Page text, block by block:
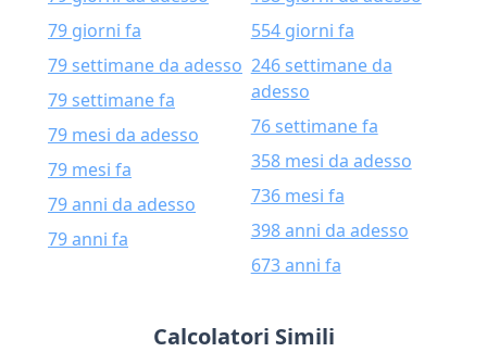
79 giorni fa
79 settimane da adesso
79 settimane fa
79 mesi da adesso
79 mesi fa
79 anni da adesso
79 anni fa
554 giorni fa
246 settimane da
adesso
76 settimane fa
358 mesi da adesso
736 mesi fa
398 anni da adesso
673 anni fa
Calcolatori Simili